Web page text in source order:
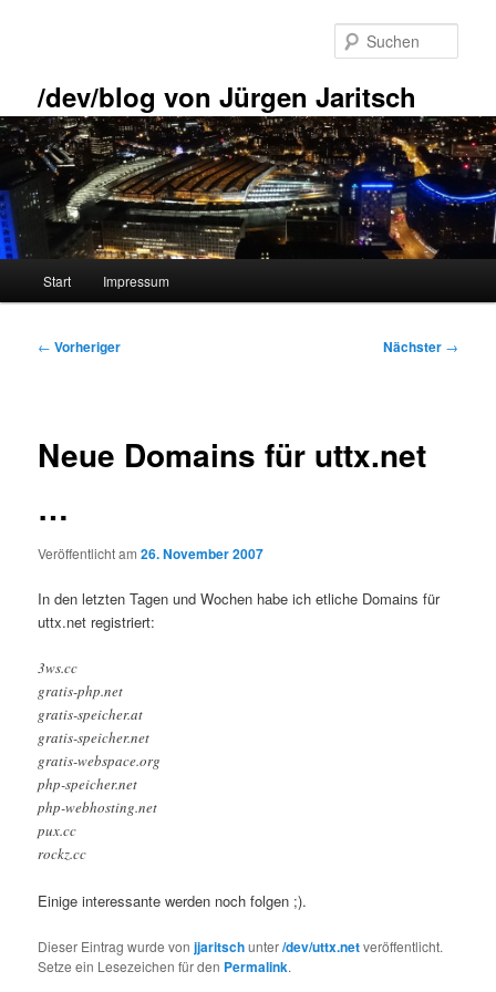
/dev/blog von Jürgen Jaritsch
Start Impressum
Beitragsnavigation
← Vorheriger Nächster →
Neue Domains für uttx.net
…
Veröffentlicht am26. November 2007
In den letzten Tagen und Wochen habe ich etliche Domains für
uttx.net registriert:
3ws.cc
gratis-php.net
gratis-speicher.at
gratis-speicher.net
gratis-webspace.org
php-speicher.net
php-webhosting.net
pux.cc
rockz.cc
Einige interessante werden noch folgen ;).
Dieser Eintrag wurde vonjjaritschunter/dev/uttx.netveröffentlicht.
Setze ein Lesezeichen für den Permalink.